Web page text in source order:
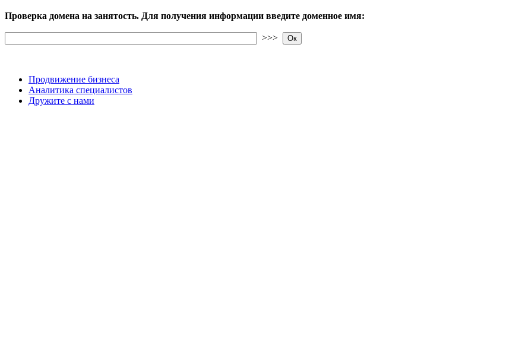
Проверка домена на занятость. Для получения информации введите доменное имя:
>>>
Продвижение бизнеса
Аналитика специалистов
Дружите с нами